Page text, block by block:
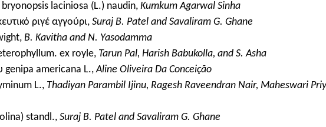
laciniosa (L.) naudin, Kumkum Agarwal Sinha
ριγέ αγγούρι, Suraj B. Patel and Savaliram G. Ghane
B. Kavitha and N. Yasodamma
ex royle, Tarun Pal, Harish Babukolla, and S. Asha
genipa americana L.,Aline Oliveira Da Conceição
L., Thadiyan Parambil Ijinu, Ragesh Raveendran Nair, Maheswari
standl., Suraj B. Patel and Savaliram G. Ghane